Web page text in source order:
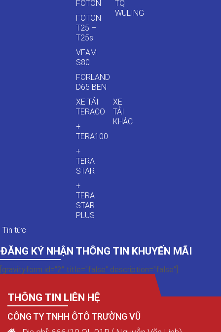
FOTON
FOTON
T25 –
T25s
VEAM
S80
FORLAND
D65 BEN
TQ
WULING
XE TẢI
TERACO
+
TERA100
+
TERA
STAR
+
TERA
STAR
PLUS
XE
TẢI
KHÁC
Tin tức
ĐĂNG KÝ NHẬN THÔNG TIN KHUYẾN MÃI
[gravityform id="2" title="false" description="false"]
THÔNG TIN LIÊN HỆ
CÔNG TY TNHH ÔTÔ TRƯỜNG VŨ